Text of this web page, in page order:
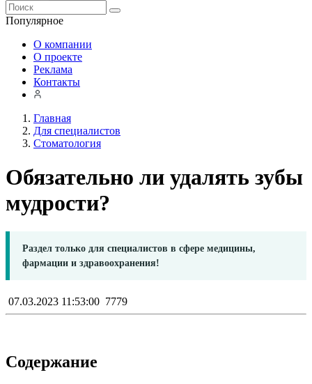
Популярное
О компании
О проекте
Реклама
Контакты
Главная
Для специалистов
Стоматология
Обязательно ли удалять зубы
мудрости?
Раздел только для специалистов в сфере медицины,
фармации и здравоохранения!
07.03.2023 11:53:00 7779
Содержание